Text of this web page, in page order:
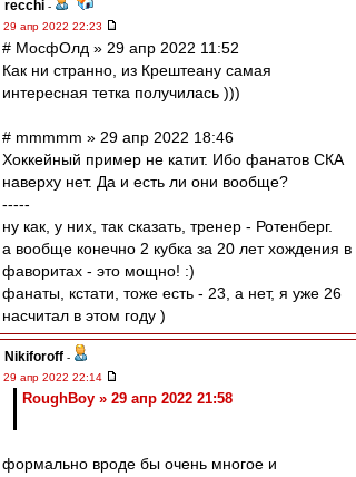
recchi -
29 апр 2022 22:23
# МосфОлд » 29 апр 2022 11:52
Как ни странно, из Крештеану самая
интересная тетка получилась )))
# mmmmm » 29 апр 2022 18:46
Хоккейный пример не катит. Ибо фанатов СКА
наверху нет. Да и есть ли они вообще?
-----
ну как, у них, так сказать, тренер - Ротенберг.
а вообще конечно 2 кубка за 20 лет хождения в
фаворитах - это мощно! :)
фанаты, кстати, тоже есть - 23, а нет, я уже 26
насчитал в этом году )
Nikiforoff -
29 апр 2022 22:14
RoughBoy » 29 апр 2022 21:58
формально вроде бы очень многое и